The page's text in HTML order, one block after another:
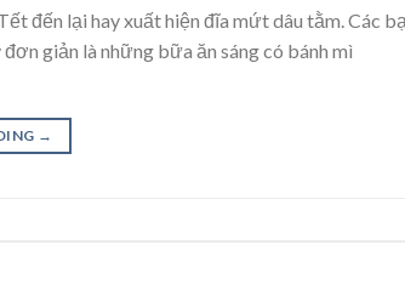
đến lại hay xuất hiện đĩa mứt dâu tằm. Các
giản là những bữa ăn sáng có bánh mì
→